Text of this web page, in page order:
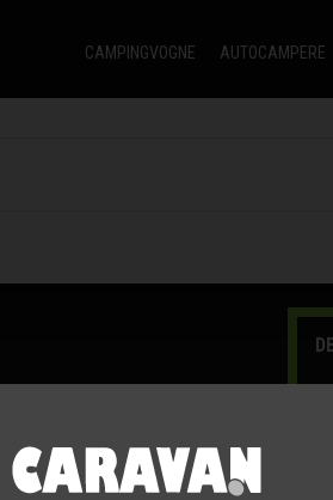
CAMPINGVOGNE
AUTOCAMPERE